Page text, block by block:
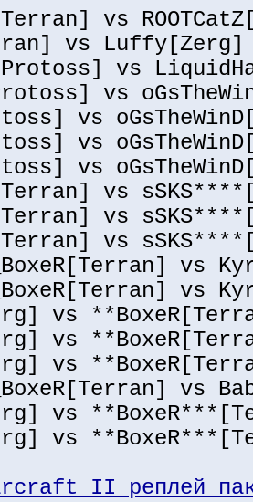
vs
vs
vs
vs
vs
vs
vs
vs
vs
vs
vs
vs
vs
vs
vs
vs
vs
vs
II реплей